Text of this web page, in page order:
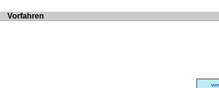
Vorfahren